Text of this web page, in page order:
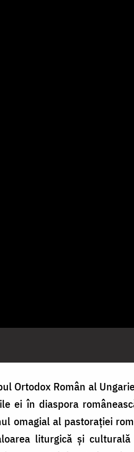
Ortodox Român al
ei în diaspora
omagial al pastorației
­liturgică și